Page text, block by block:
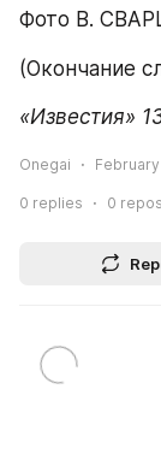
Фото В.
(Окончание
«Известия»
Onegai February
0 replies 0